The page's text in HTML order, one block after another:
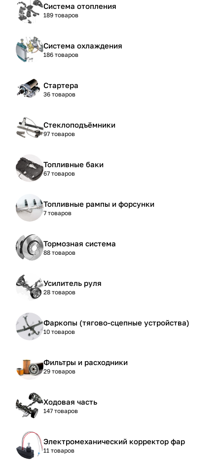
Система отопления
189 товаров
Система охлаждения
186 товаров
Стартера
36 товаров
Стеклоподъёмники
97 товаров
Топливные баки
67 товаров
Топливные рампы и форсунки
7 товаров
Тормозная система
88 товаров
Усилитель руля
28 товаров
Фаркопы (тягово-сцепные устройства)
10 товаров
Фильтры и расходники
29 товаров
Ходовая часть
147 товаров
Электромеханический корректор фар
11 товаров